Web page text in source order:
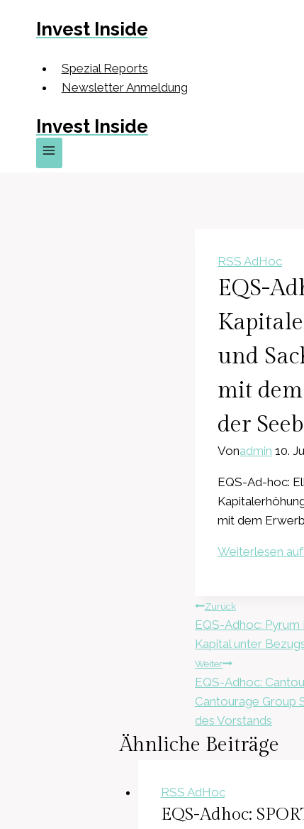
Invest Inside
Spezial Reports
Newsletter Anmeldung
Invest Inside
RSS AdHoc
EQS-
und
mit
der
Vonadmin 10.
EQS-Ad-hoc:
mit dem
Weiterlesen
Zurück
EQS-Adhoc:
Kapital unter
Weiter
EQS-Adhoc:
Cantourage Group
des Vorstands
Ähnliche Beiträge
RSS AdHoc
EQS-Adhoc: